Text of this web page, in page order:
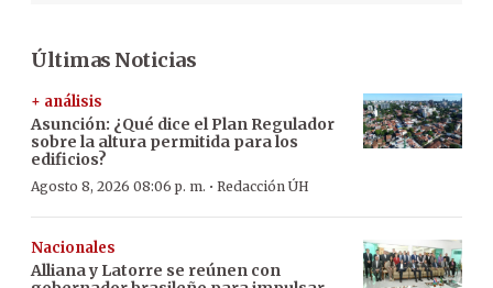
Últimas Noticias
+ análisis
Asunción: ¿Qué dice el Plan Regulador
sobre la altura permitida para los
edificios?
Agosto 8, 2026 08:06 p. m. · Redacción ÚH
Nacionales
Alliana y Latorre se reúnen con